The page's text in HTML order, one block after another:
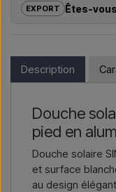
pour douches
Vous souhaitez un
plus importante,
EXPORT Êtes-
commander
pouvez nous
Il vous suffit
lien vers l’article)
Nous
Description
Douche
pied en
Douche solaire
et surface
au design